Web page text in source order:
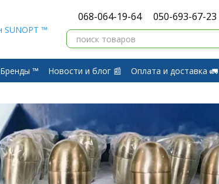
068-064-19-64 050-693-67-23
Бренды ™️ Новости и блог 📰 Оплата и доставка 🚛
Договор публичной оферты
Обмен и Возврат